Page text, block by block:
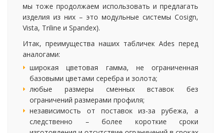
мы тоже продолжаем использовать и предлагать
изделия из них – это модульные системы Cosign,
Vista, Triline и Spandex).
Итак, преимущества наших табличек Ades перед
аналогами:
широкая цветовая гамма, не ограниченная
базовыми цветами серебра и золота;
любые размеры сменных вставок без
ограничений размерами профиля;
независимость от поставок из-за рубежа, а
следственно – более короткие сроки